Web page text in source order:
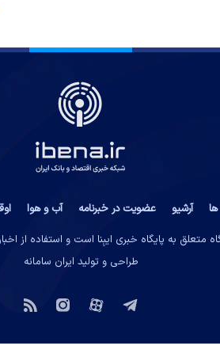
آرشیو عضویت در خبرنامه آب و هوا
متعلق به پایگاه خبری ایبِنا است و استفاده از
طراحی و تولید ایران سامانه